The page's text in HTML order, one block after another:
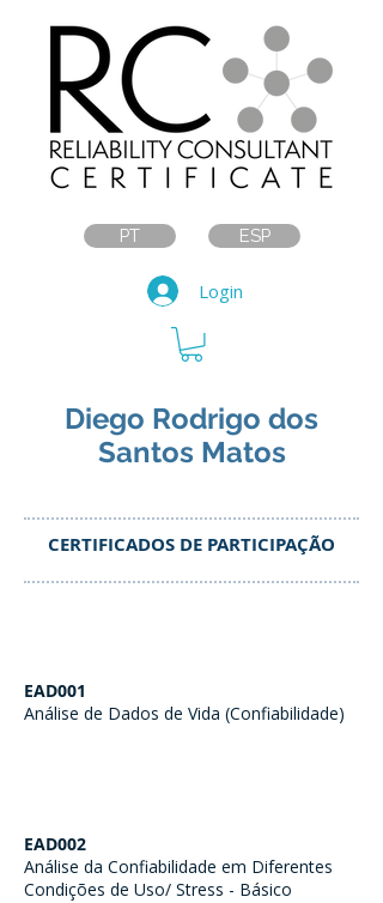
PT ESP
Login
Diego Rodrigo dos
Santos Matos
CERTIFICADOS DE PARTICIPAÇÃO
EAD001
Análise de Dados de Vida (Confiabilidade)
EAD002
Análise da Confiabilidade em Diferentes
Condições de Uso/ Stress - Básico